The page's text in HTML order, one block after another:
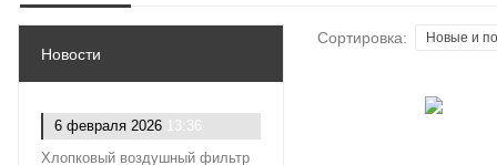
Новости
6 февраля 2026 13:36
Хлопковый воздушный фильтр
Сортировка: Новые и